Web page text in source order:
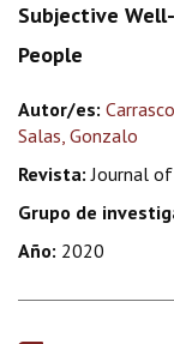
Subjective
People
Autor/es:
Salas, Gonzalo
Revista: Journal of
Grupo de
Año: 2020